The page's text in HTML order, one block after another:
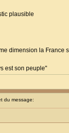
plausible
dimension la France
est son peuple"
du message: